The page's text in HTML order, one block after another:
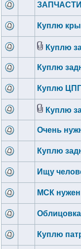
Куплю
Куплю
Куплю
Куплю ЦПГ
Куплю
Очень
Куплю
Ищу
МСК нужен
Куплю